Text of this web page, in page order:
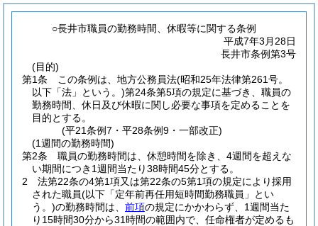
○長井市職員の勤務時間、休暇等に関する条例
平成7年3月28日
長井市条例第3号
(目的)
第1条
この条例は、地方公務員法(昭和25年法律第261号。
以下「法」という。)第24条第5項の規定に基づき、職員の
勤務時間、休日及び休暇に関し必要な事項を定めることを
目的とする。
(平21条例7・平28条例9・一部改正)
(1週間の勤務時間)
第2条
職員の勤務時間は、休憩時間を除き、4週間を超えな
い期間につき1週間当たり38時間45分とする。
2
法第22条の4第1項又は第22条の5第1項の規定により採用
された職員(以下「定年前再任用短時間勤務職員」とい
う。)の勤務時間は、 前項の規定にかかわらず、1週間当た
り15時間30分から31時間の範囲内で、任命権者が定めるも